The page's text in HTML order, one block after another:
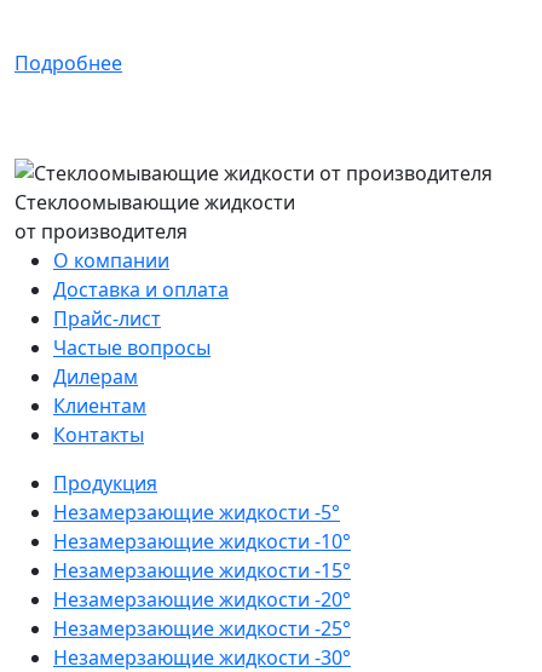
Подробнее
Стеклоомывающие жидкости
от производителя
О компании
Доставка и оплата
Прайс-лист
Частые вопросы
Дилерам
Клиентам
Контакты
Продукция
Незамерзающие жидкости -5°
Незамерзающие жидкости -10°
Незамерзающие жидкости -15°
Незамерзающие жидкости -20°
Незамерзающие жидкости -25°
Незамерзающие жидкости -30°